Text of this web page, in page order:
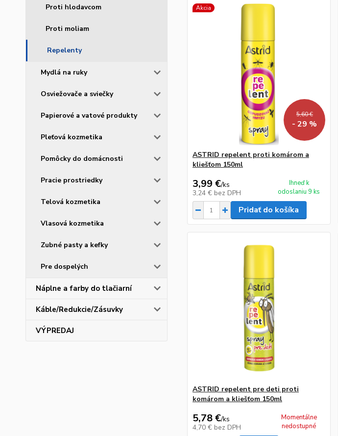
Proti hlodavcom
Proti moliam
Repelenty
Mydlá na ruky
Osviežovače a sviečky
Papierové a vatové produkty
Pleťová kozmetika
Pomôcky do domácnosti
Pracie prostriedky
Telová kozmetika
Vlasová kozmetika
Zubné pasty a kefky
Pre dospelých
Náplne a farby do tlačiarní
Káble/Redukcie/Zásuvky
VÝPREDAJ
Akcia
5,60 €
- 29 %
ASTRID repelent proti komárom a
kliešťom 150ml
3,99 €/ks
3,24 € bez DPH
Ihneď k
odoslaniu 9 ks
Pridať do košíka
ASTRID repelent pre deti proti
komárom a kliešťom 150ml
5,78 €/ks
4,70 € bez DPH
Momentálne
nedostupné